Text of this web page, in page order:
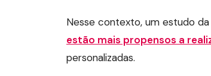
Nesse contexto, um estudo
estão mais propensos a
personalizadas.